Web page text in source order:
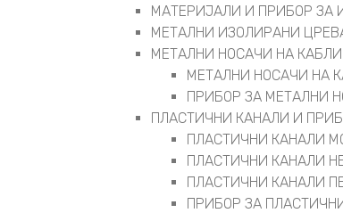
МАТЕРИЈАЛИ И ПРИБОР ЗА
МЕТАЛНИ ИЗОЛИРАНИ
МЕТАЛНИ НОСАЧИ НА
МЕТАЛНИ НОСАЧИ НА
ПРИБОР ЗА МЕТАЛНИ
ПЛАСТИЧНИ КАНАЛИ И
ПЛАСТИЧНИ КАНАЛИ
ПЛАСТИЧНИ КАНАЛИ
ПЛАСТИЧНИ КАНАЛИ
ПРИБОР ЗА